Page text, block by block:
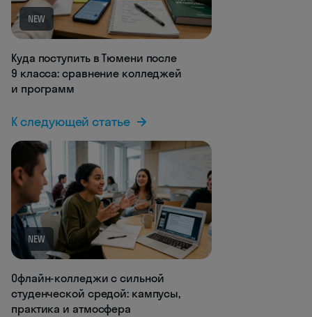
NEW
Куда поступить в Тюмени после
9 класса: сравнение колледжей
и программ
К следующей статье
NEW
Офлайн-колледжи с сильной
студенческой средой: кампусы,
практика и атмосфера